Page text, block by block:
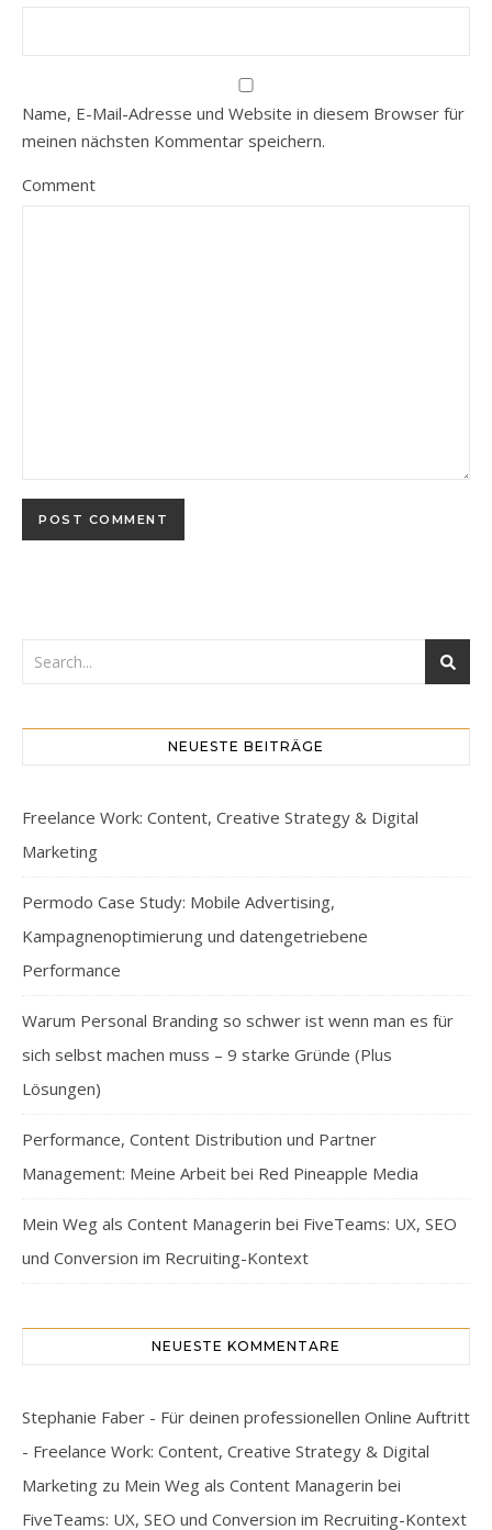
Name, E-Mail-Adresse und Website in diesem Browser für
meinen nächsten Kommentar speichern.
Comment
NEUESTE BEITRÄGE
Freelance Work: Content, Creative Strategy & Digital
Marketing
Permodo Case Study: Mobile Advertising,
Kampagnenoptimierung und datengetriebene
Performance
Warum Personal Branding so schwer ist wenn man es für
sich selbst machen muss – 9 starke Gründe (Plus
Lösungen)
Performance, Content Distribution und Partner
Management: Meine Arbeit bei Red Pineapple Media
Mein Weg als Content Managerin bei FiveTeams: UX, SEO
und Conversion im Recruiting-Kontext
NEUESTE KOMMENTARE
Stephanie Faber - Für deinen professionellen Online Auftritt
- Freelance Work: Content, Creative Strategy & Digital
Marketing zu Mein Weg als Content Managerin bei
FiveTeams: UX, SEO und Conversion im Recruiting-Kontext